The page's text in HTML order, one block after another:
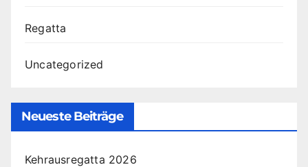
Regatta
Uncategorized
Neueste Beiträge
Kehrausregatta 2026